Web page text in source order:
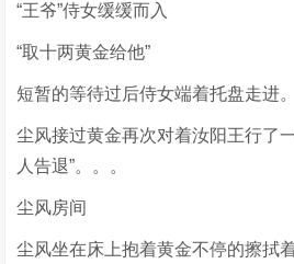
“王爷”侍女缓缓而入
“取十两黄金给他”
短暂的等待过后侍女端着托盘走进。
尘风接过黄金再次对着汝阳王行了
人告退”。。。
尘风房间
尘风坐在床上抱着黄金不停的擦拭